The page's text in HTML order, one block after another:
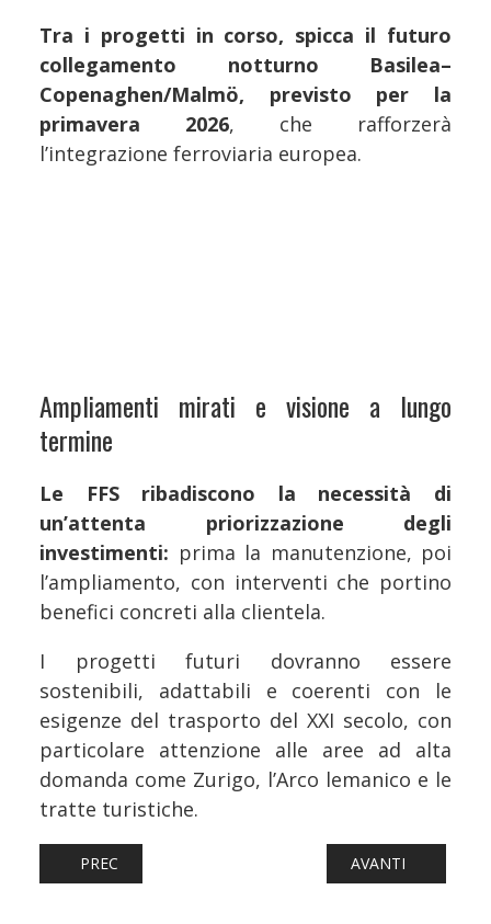
Tra i progetti in corso, spicca il futuro
collegamento notturno Basilea–
Copenaghen/Malmö, previsto per la
primavera 2026, che rafforzerà
l’integrazione ferroviaria europea.
Ampliamenti mirati e visione a lungo
termine
Le FFS ribadiscono la necessità di
un’attenta priorizzazione degli
investimenti: prima la manutenzione, poi
l’ampliamento, con interventi che portino
benefici concreti alla clientela.
I progetti futuri dovranno essere
sostenibili, adattabili e coerenti con le
esigenze del trasporto del XXI secolo, con
particolare attenzione alle aree ad alta
domanda come Zurigo, l’Arco lemanico e le
tratte turistiche.
ARTICOLO PRECEDENTE: FERROVIE: PONTE SULLO
PREC ARTICOLO
AVANTI